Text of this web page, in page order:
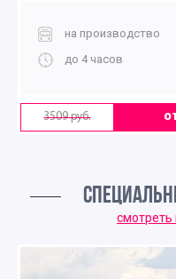
на производство
до 4 часов
3509 руб.